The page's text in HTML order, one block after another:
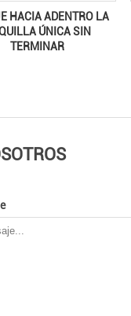
HACIA ADENTRO LA
ÚNICA SIN
TERMINAR